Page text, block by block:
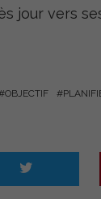
jour vers
OBJECTIF